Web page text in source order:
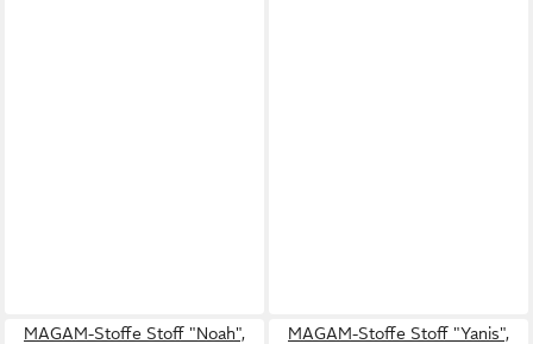
MAGAM-Stoffe Stoff "Noah",
MAGAM-Stoffe Stoff "Yanis",